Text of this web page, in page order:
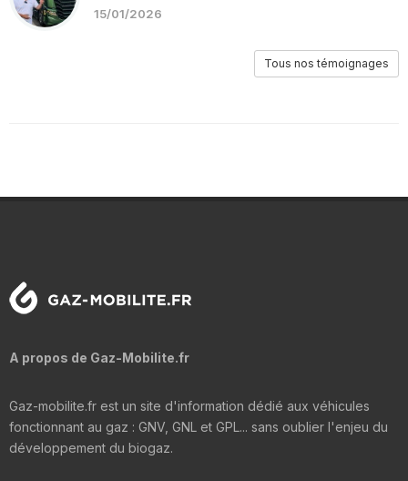
15/01/2026
Tous nos témoignages
A propos de Gaz-Mobilite.fr
Gaz-mobilite.fr est un site d'information dédié aux véhicules
fonctionnant au gaz : GNV, GNL et GPL... sans oublier l'enjeu du
développement du biogaz.